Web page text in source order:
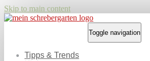
Skip to main content
Toggle navigation
Tipps & Trends